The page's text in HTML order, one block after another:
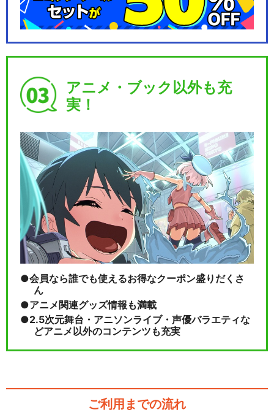
アニメ・ブック以外も充
実！
会員なら誰でも使えるお得なクーポン盛りだくさ
ん
アニメ関連グッズ情報も満載
2.5次元舞台・アニソンライブ・声優バラエティな
どアニメ以外のコンテンツも充実
ご利用までの流れ